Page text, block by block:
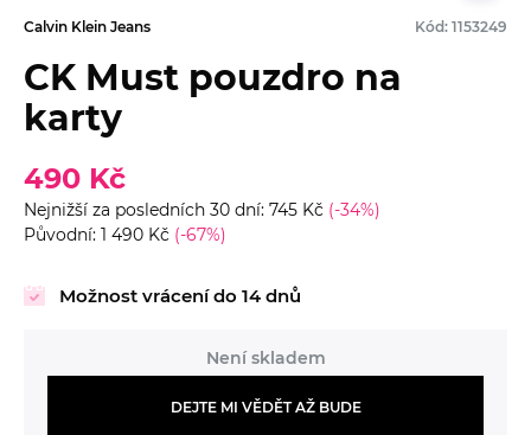
Calvin Klein Jeans Kód: 1153249
CK Must pouzdro na
karty
490 Kč
Nejnižší za posledních 30 dní: 745 Kč (-34%)
Původní: 1 490 Kč (-67%)
Možnost vrácení do 14 dnů
Není skladem
DEJTE MI VĚDĚT AŽ BUDE